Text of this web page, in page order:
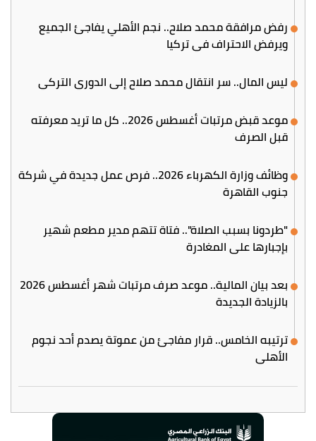
رفض مرافقة محمد صلاح.. نجم الأهلي يفاجئ الجميع
ويرفض الاحتراف في تركيا
ليس المال.. سر انتقال محمد صلاح إلى الدوري التركي
موعد قبض مرتبات أغسطس 2026.. كل ما تريد معرفته
قبل الصرف
وظائف وزارة الكهرباء 2026.. فرص عمل جديدة في شركة
جنوب القاهرة
"طردونا بسبب الصلاة".. فتاة تتهم مدير مطعم شهير
بإجبارها على المغادرة
بعد بيان المالية.. موعد صرف مرتبات شهر أغسطس 2026
بالزيادة الجديدة
ترتيبه الخامس.. قرار مفاجئ من عموتة يصدم أحد نجوم
الأهلي